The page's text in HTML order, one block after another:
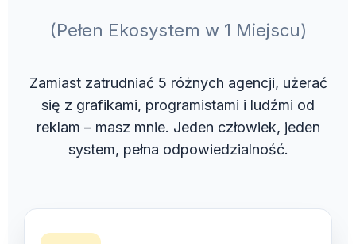
(Pełen Ekosystem w 1 Miejscu)
Zamiast zatrudniać 5 różnych agencji, użerać
się z grafikami, programistami i ludźmi od
reklam – masz mnie. Jeden człowiek, jeden
system, pełna odpowiedzialność.